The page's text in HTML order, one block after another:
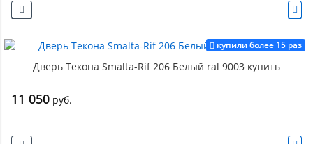
купили более 15 раз
Дверь Текона Smalta-Rif 206 Белый ral 9003 купить
11 050 руб.